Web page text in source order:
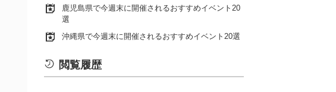
鹿児島県で今週末に開催されるおすすめイベント20
選
沖縄県で今週末に開催されるおすすめイベント20選
閲覧履歴